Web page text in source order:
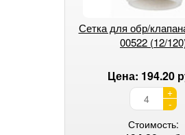
Сетка для обр/
00522 (12/
Цена: 194.20
+
-
Стоимость: